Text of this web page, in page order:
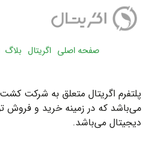
صفحه اصلی اگریتال بلاگ
پلتفرم اگریتال متعلق به شرکت
می‌باشد که در زمینه خرید و فروش
دیجیتال می‌باشد.